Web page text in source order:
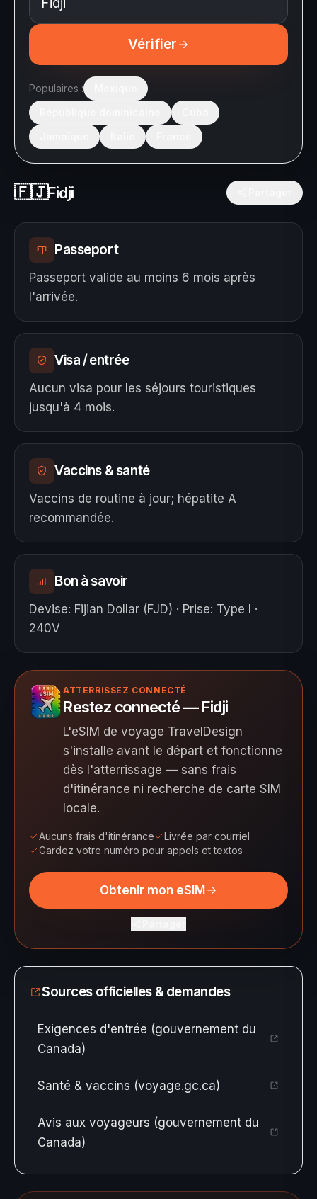
Vérifier
Populaires :
🇫🇯Fidji
Passeport
Passeport valide au moins 6 mois après
l'arrivée.
Visa / entrée
Aucun visa pour les séjours touristiques
jusqu'à 4 mois.
Vaccins & santé
Vaccins de routine à jour; hépatite A
recommandée.
Bon à savoir
Devise: Fijian Dollar (FJD) · Prise: Type I ·
240V
ATTERRISSEZ CONNECTÉ
Restez connecté — Fidji
L'eSIM de voyage TravelDesign
s'installe avant le départ et fonctionne
dès l'atterrissage — sans frais
d'itinérance ni recherche de carte SIM
locale.
Aucuns frais d'itinérance
Livrée par courriel
Gardez votre numéro pour appels et textos
Obtenir mon eSIM
Sources officielles & demandes
Exigences d'entrée (gouvernement du
Canada)
Santé & vaccins (voyage.gc.ca)
Avis aux voyageurs (gouvernement du
Canada)